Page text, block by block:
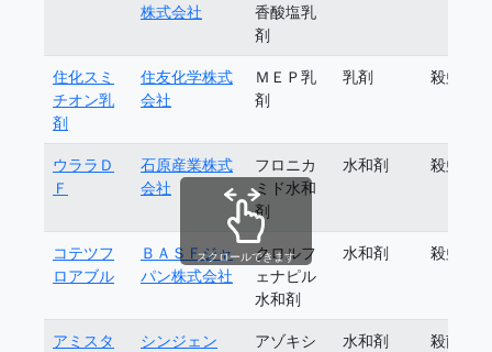
株式会社
香酸塩乳
剤
住化スミ
チオン乳
剤
住友化学株式
会社
ＭＥＰ乳
剤
乳剤 殺虫剤
ウララＤ
Ｆ
石原産業株式
会社
フロニカ
ミド水和
剤
水和剤 殺虫剤
コテツフ
ロアブル
ＢＡＳＦジャ
パン株式会社
クロルフ
ェナピル
水和剤
水和剤 殺虫剤
アミスタ
シンジェン
アゾキシ
水和剤 殺菌剤
スクロールできます